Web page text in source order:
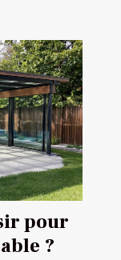
pour
?